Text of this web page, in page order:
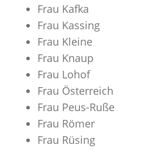
Frau Kafka
Frau Kassing
Frau Kleine
Frau Knaup
Frau Lohof
Frau Österreich
Frau Peus-Ruße
Frau Römer
Frau Rüsing